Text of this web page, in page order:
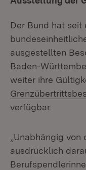
Der Bund hat seit
ausgestellten
Baden-
weiter ihre
verfügbar.
„Unabhängig
ausdrücklich